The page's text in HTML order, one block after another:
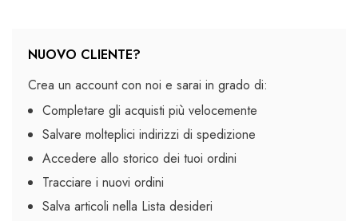
NUOVO CLIENTE?
Crea un account con noi e sarai in grado di:
Completare gli acquisti più velocemente
Salvare molteplici indirizzi di spedizione
Accedere allo storico dei tuoi ordini
Tracciare i nuovi ordini
Salva articoli nella Lista desideri